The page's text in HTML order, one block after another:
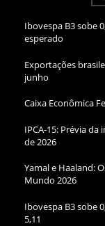
Ibovespa B3 sobe
esperado
Exportações
junho
Caixa Econômica
IPCA-15: Prévia
de 2026
Yamal e Haaland:
Mundo 2026
Ibovespa B3 sobe
5,11